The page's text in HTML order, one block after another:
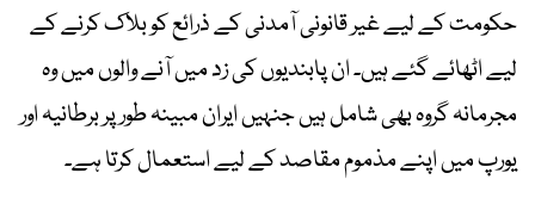
حکومت کے لیے غیر قانونی آمدنی کے ذرائع کو بلاک کرنے کے
لیے اٹھائے گئے ہیں۔ ان پابندیوں کی زد میں آنے والوں میں وہ
مجرمانہ گروہ بھی شامل ہیں جنہیں ایران مبینہ طور پر برطانیہ اور
یورپ میں اپنے مذموم مقاصد کے لیے استعمال کرتا ہے۔